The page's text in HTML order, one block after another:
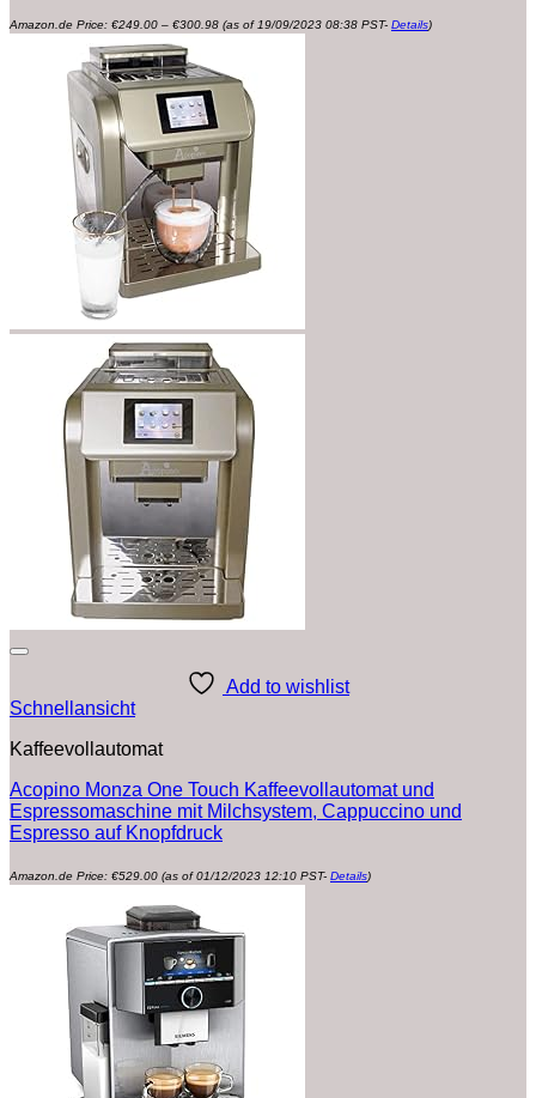
Amazon.de Price: €249.00 – €300.98
Preisspanne:
€249.00
(as of 19/09/2023 08:38 PST- Details)
Add to wishlist
Schnellansicht
Kaffeevollautomat
Acopino Monza One Touch Kaffeevollautomat und
Espressomaschine mit Milchsystem, Cappuccino und
Espresso auf Knopfdruck
Amazon.de Price: €529.00 (as of 01/12/2023 12:10 PST- Details)